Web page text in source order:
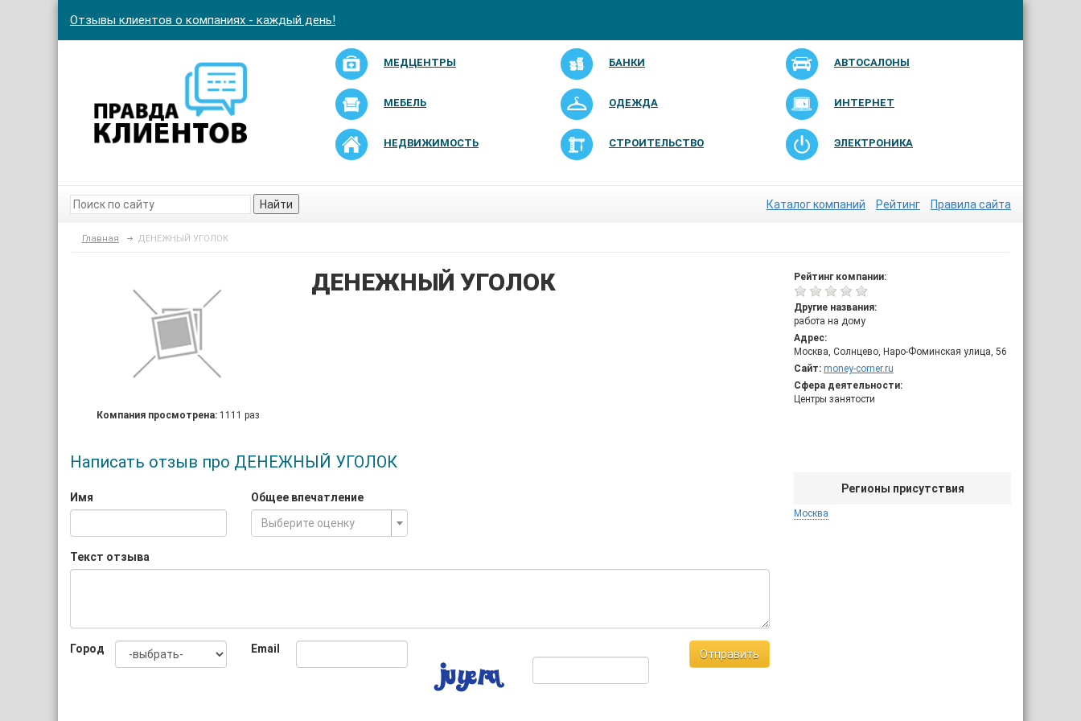
Отзывы клиентов о компаниях - каждый день!
МЕДЦЕНТРЫ БАНКИ АВТОСАЛОНЫ
МЕБЕЛЬ ОДЕЖДА ИНТЕРНЕТ
НЕДВИЖИМОСТЬ СТРОИТЕЛЬСТВО ЭЛЕКТРОНИКА
Найти Каталог компаний Рейтинг Правила сайта
Главная ДЕНЕЖНЫЙ УГОЛОК
Рейтинг компании:
Другие названия:
работа на дому
Адрес:
Москва, Солнцево, Наро-Фоминская улица, 56
Сайт: money-corner.ru
Сфера деятельности:
Центры занятости
Регионы присутствия
Москва
Компания просмотрена: 1111 раз
ДЕНЕЖНЫЙ УГОЛОК
Написать отзыв про ДЕНЕЖНЫЙ УГОЛОК
Имя
Общее впечатление
Выберите оценку
Текст отзыва
Город Email Отправить